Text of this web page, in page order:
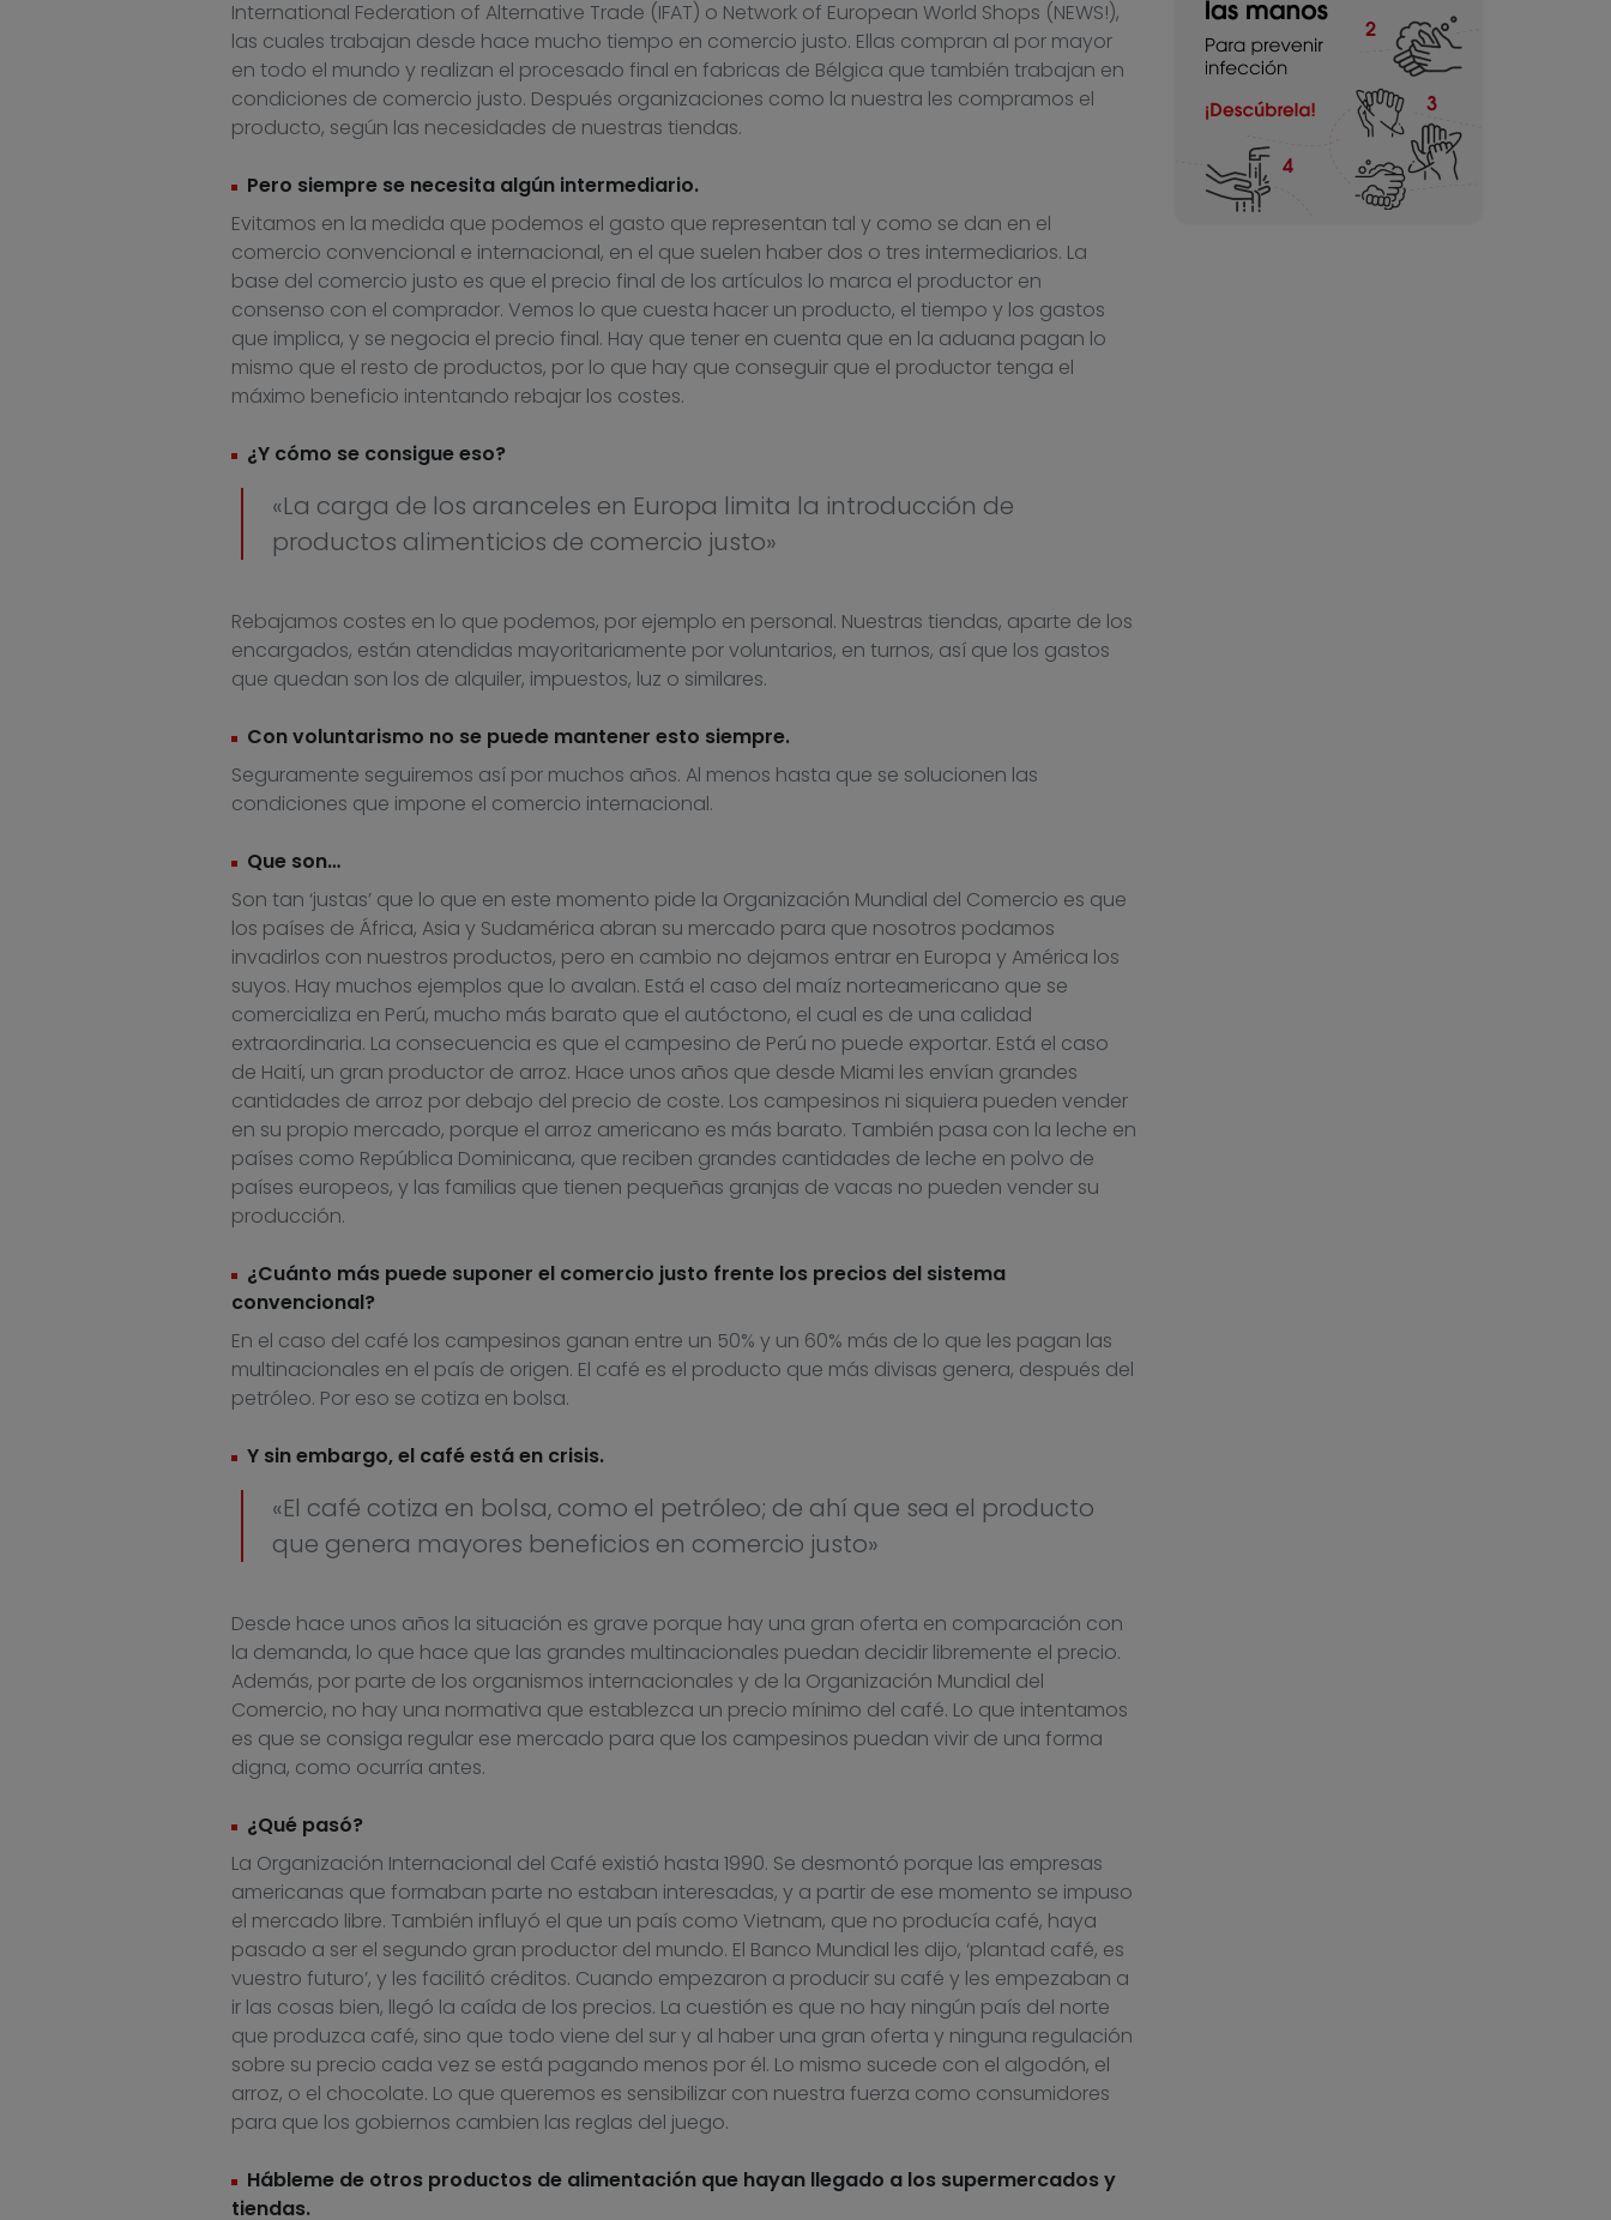
International Federation of Alternative Trade (IFAT) o Network of European World Shops (NEWS!),
las cuales trabajan desde hace mucho tiempo en comercio justo. Ellas compran al por mayor
en todo el mundo y realizan el procesado final en fabricas de Bélgica que también trabajan en
condiciones de comercio justo. Después organizaciones como la nuestra les compramos el
producto, según las necesidades de nuestras tiendas.
Pero siempre se necesita algún intermediario.
Evitamos en la medida que podemos el gasto que representan tal y como se dan en el
comercio convencional e internacional, en el que suelen haber dos o tres intermediarios. La
base del comercio justo es que el precio final de los artículos lo marca el productor en
consenso con el comprador. Vemos lo que cuesta hacer un producto, el tiempo y los gastos
que implica, y se negocia el precio final. Hay que tener en cuenta que en la aduana pagan lo
mismo que el resto de productos, por lo que hay que conseguir que el productor tenga el
máximo beneficio intentando rebajar los costes.
¿Y cómo se consigue eso?
«La carga de los aranceles en Europa limita la introducción de
productos alimenticios de comercio justo»
Rebajamos costes en lo que podemos, por ejemplo en personal. Nuestras tiendas, aparte de los
encargados, están atendidas mayoritariamente por voluntarios, en turnos, así que los gastos
que quedan son los de alquiler, impuestos, luz o similares.
Con voluntarismo no se puede mantener esto siempre.
Seguramente seguiremos así por muchos años. Al menos hasta que se solucionen las
condiciones que impone el comercio internacional.
Que son…
Son tan ‘justas’ que lo que en este momento pide la Organización Mundial del Comercio es que
los países de África, Asia y Sudamérica abran su mercado para que nosotros podamos
invadirlos con nuestros productos, pero en cambio no dejamos entrar en Europa y América los
suyos. Hay muchos ejemplos que lo avalan. Está el caso del maíz norteamericano que se
comercializa en Perú, mucho más barato que el autóctono, el cual es de una calidad
extraordinaria. La consecuencia es que el campesino de Perú no puede exportar. Está el caso
de Haití, un gran productor de arroz. Hace unos años que desde Miami les envían grandes
cantidades de arroz por debajo del precio de coste. Los campesinos ni siquiera pueden vender
en su propio mercado, porque el arroz americano es más barato. También pasa con la leche en
países como República Dominicana, que reciben grandes cantidades de leche en polvo de
países europeos, y las familias que tienen pequeñas granjas de vacas no pueden vender su
producción.
¿Cuánto más puede suponer el comercio justo frente los precios del sistema
convencional?
En el caso del café los campesinos ganan entre un 50% y un 60% más de lo que les pagan las
multinacionales en el país de origen. El café es el producto que más divisas genera, después del
petróleo. Por eso se cotiza en bolsa.
Y sin embargo, el café está en crisis.
«El café cotiza en bolsa, como el petróleo; de ahí que sea el producto
que genera mayores beneficios en comercio justo»
Desde hace unos años la situación es grave porque hay una gran oferta en comparación con
la demanda, lo que hace que las grandes multinacionales puedan decidir libremente el precio.
Además, por parte de los organismos internacionales y de la Organización Mundial del
Comercio, no hay una normativa que establezca un precio mínimo del café. Lo que intentamos
es que se consiga regular ese mercado para que los campesinos puedan vivir de una forma
digna, como ocurría antes.
¿Qué pasó?
La Organización Internacional del Café existió hasta 1990. Se desmontó porque las empresas
americanas que formaban parte no estaban interesadas, y a partir de ese momento se impuso
el mercado libre. También influyó el que un país como Vietnam, que no producía café, haya
pasado a ser el segundo gran productor del mundo. El Banco Mundial les dijo, ‘plantad café, es
vuestro futuro’, y les facilitó créditos. Cuando empezaron a producir su café y les empezaban a
ir las cosas bien, llegó la caída de los precios. La cuestión es que no hay ningún país del norte
que produzca café, sino que todo viene del sur y al haber una gran oferta y ninguna regulación
sobre su precio cada vez se está pagando menos por él. Lo mismo sucede con el algodón, el
arroz, o el chocolate. Lo que queremos es sensibilizar con nuestra fuerza como consumidores
para que los gobiernos cambien las reglas del juego.
Hábleme de otros productos de alimentación que hayan llegado a los supermercados y
tiendas.